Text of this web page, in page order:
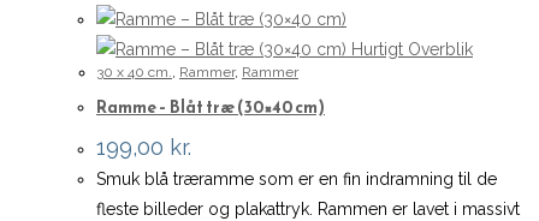
Hurtigt Overblik
30 x 40 cm., Rammer, Rammer
Ramme – Blåt træ (30×40 cm)
199,00 kr.
Smuk blå træramme som er en fin indramning til de
fleste billeder og plakattryk. Rammen er lavet i massivt